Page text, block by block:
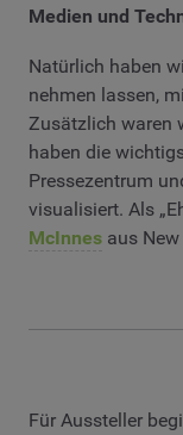
Medien und
Natürlich haben
nehmen lassen,
Zusätzlich waren
haben die
Pressezentrum
visualisiert. Als
McInnes aus
Für Aussteller